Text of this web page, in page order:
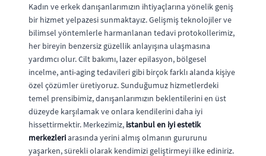
Kadın ve erkek danışanlarımızın ihtiyaçlarına yönelik geniş
bir hizmet yelpazesi sunmaktayız. Gelişmiş teknolojiler ve
bilimsel yöntemlerle harmanlanan tedavi protokollerimiz,
her bireyin benzersiz güzellik anlayışına ulaşmasına
yardımcı olur. Cilt bakımı, lazer epilasyon, bölgesel
incelme, anti-aging tedavileri gibi birçok farklı alanda kişiye
özel çözümler üretiyoruz. Sunduğumuz hizmetlerdeki
temel prensibimiz, danışanlarımızın beklentilerini en üst
düzeyde karşılamak ve onlara kendilerini daha iyi
hissettirmektir. Merkezimiz, istanbul en iyi estetik
merkezleriarasında yerini almış olmanın gururunu
yaşarken, sürekli olarak kendimizi geliştirmeyi ilke ediniriz.